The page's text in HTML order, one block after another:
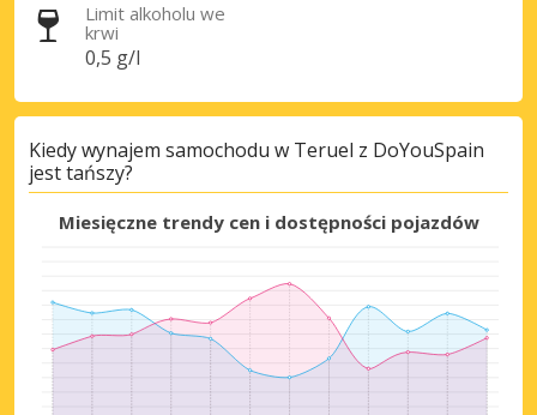
Limit alkoholu we
krwi
0,5 g/l
Kiedy wynajem samochodu w Teruel z DoYouSpain
jest tańszy?
Miesięczne trendy cen i dostępności pojazdów